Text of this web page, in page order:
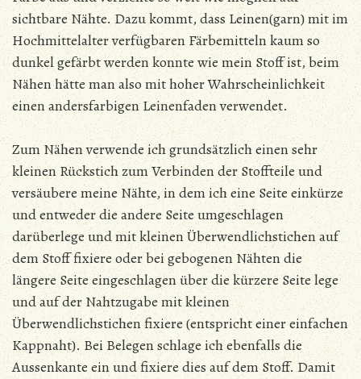
sichtbare Nähte. Dazu kommt, dass Leinen(garn) mit im
Hochmittelalter verfügbaren Färbemitteln kaum so
dunkel gefärbt werden konnte wie mein Stoff ist, beim
Nähen hätte man also mit hoher Wahrscheinlichkeit
einen andersfarbigen Leinenfaden verwendet.
Zum Nähen verwende ich grundsätzlich einen sehr
kleinen Rückstich zum Verbinden der Stoffteile und
versäubere meine Nähte, in dem ich eine Seite einkürze
und entweder die andere Seite umgeschlagen
darüberlege und mit kleinen Überwendlichstichen auf
dem Stoff fixiere oder bei gebogenen Nähten die
längere Seite eingeschlagen über die kürzere Seite lege
und auf der Nahtzugabe mit kleinen
Überwendlichstichen fixiere (entspricht einer einfachen
Kappnaht). Bei Belegen schlage ich ebenfalls die
Aussenkante ein und fixiere dies auf dem Stoff. Damit